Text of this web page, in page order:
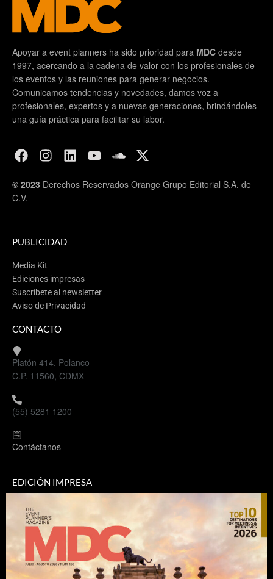
Apoyar a event planners ha sido prioridad para MDC desde
1997, acercando a la cadena de valor con los profesionales de
los eventos y las reuniones para generar negocios.
Comunicamos tendencias y novedades, damos voz a
profesionales, expertos y a nuevas generaciones, brindándoles
una guía práctica para facilitar su labor.
© 2023 Derechos Reservados Orange Grupo Editorial S.A. de
C.V.
PUBLICIDAD
Media Kit
Ediciones impresas
Suscríbete al newsletter
Aviso de Privacidad
CONTACTO
Platón 414, Polanco
C.P. 11560, CDMX
(55) 5281 1200
Contáctanos
EDICIÓN IMPRESA